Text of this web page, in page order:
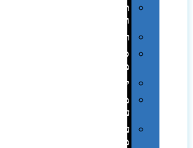
תערוכות
וכנסים
רמקולים
סוכריות
ממותגות
יודאיקה
מארזי
עטים
עטי
מתכת